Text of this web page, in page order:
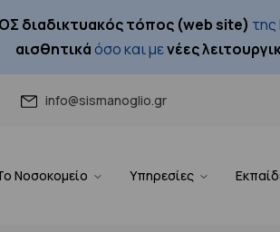
διαδικτυακός τόπος (web site)
αισθητικάόσο και μενέες
info@sismanoglio.gr
Νοσοκομείο Υπηρεσίες